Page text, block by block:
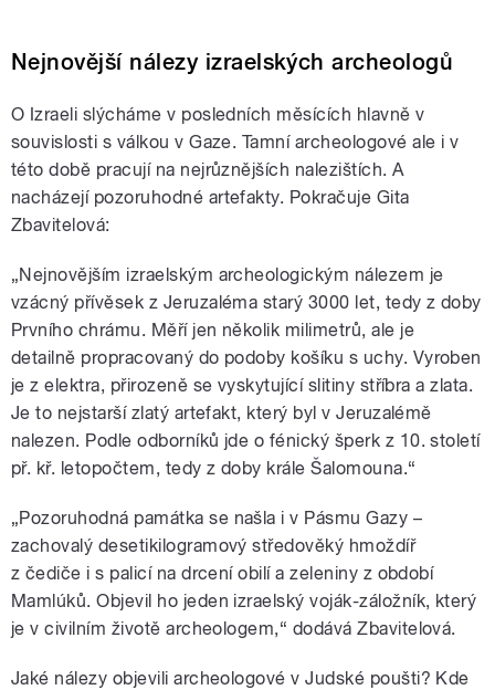
Nejnovější nálezy izraelských archeologů
O Izraeli slýcháme v posledních měsících hlavně v
souvislosti s válkou v Gaze. Tamní archeologové ale i v
této době pracují na nejrůznějších nalezištích. A
nacházejí pozoruhodné artefakty. Pokračuje Gita
Zbavitelová:
„Nejnovějším izraelským archeologickým nálezem je
vzácný přívěsek z Jeruzaléma starý 3000 let, tedy z doby
Prvního chrámu. Měří jen několik milimetrů, ale je
detailně propracovaný do podoby košíku s uchy. Vyroben
je z elektra, přirozeně se vyskytující slitiny stříbra a zlata.
Je to nejstarší zlatý artefakt, který byl v Jeruzalémě
nalezen. Podle odborníků jde o fénický šperk z 10. století
př. kř. letopočtem, tedy z doby krále Šalomouna.“
„Pozoruhodná památka se našla i v Pásmu Gazy –
zachovalý desetikilogramový středověký hmoždíř
z čediče i s palicí na drcení obilí a zeleniny z období
Mamlúků. Objevil ho jeden izraelský voják-záložník, který
je v civilním životě archeologem,“ dodává Zbavitelová.
Jaké nálezy objevili archeologové v Judské poušti? Kde